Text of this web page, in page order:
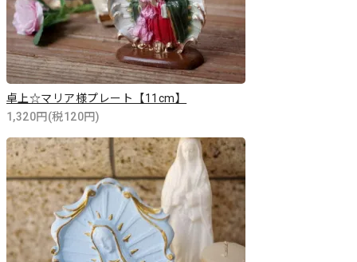
卓上☆マリア様プレート【11cm】
1,320円(税120円)